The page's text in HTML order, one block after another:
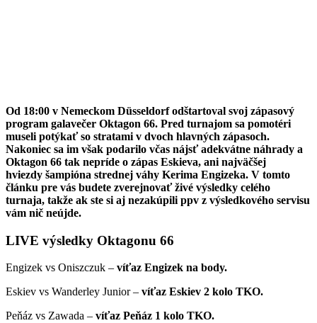
Od 18:00 v Nemeckom Düsseldorf odštartoval svoj zápasový
program galavečer Oktagon 66. Pred turnajom sa pomotéri
museli potýkať so stratami v dvoch hlavných zápasoch.
Nakoniec sa im však podarilo včas nájsť adekvátne náhrady a
Oktagon 66 tak nepríde o zápas Eskieva, ani najväčšej
hviezdy šampióna strednej váhy Kerima Engizeka. V tomto
článku pre vás budete zverejnovať živé výsledky celého
turnaja, takže ak ste si aj nezakúpili ppv z výsledkového servisu
vám nič neújde.
LIVE výsledky Oktagonu 66
Engizek vs Oniszczuk – víťaz Engizek na body.
Eskiev vs Wanderley Junior – víťaz Eskiev 2 kolo TKO.
Peňáz vs Zawada – víťaz Peňáz 1 kolo TKO.